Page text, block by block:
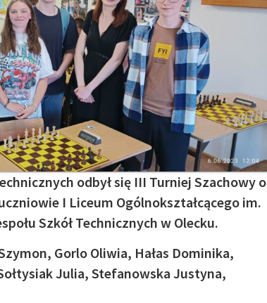
odbył się III Turniej Szachowy o
I Liceum Ogólnokształcącego im.
Szkół Technicznych w Olecku.
Gorlo Oliwia, Hałas Dominika,
Julia, Stefanowska Justyna,